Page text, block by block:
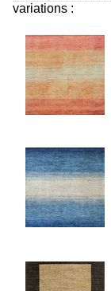
variations :